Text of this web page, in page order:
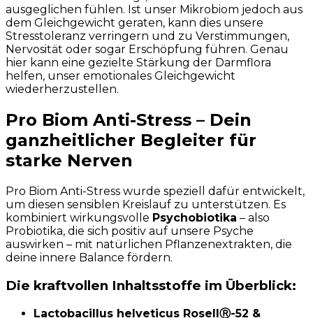
ausgeglichen fühlen. Ist unser Mikrobiom jedoch aus
dem Gleichgewicht geraten, kann dies unsere
Stresstoleranz verringern und zu Verstimmungen,
Nervosität oder sogar Erschöpfung führen. Genau
hier kann eine gezielte Stärkung der Darmflora
helfen, unser emotionales Gleichgewicht
wiederherzustellen.
Pro Biom Anti-Stress – Dein
ganzheitlicher Begleiter für
starke Nerven
Pro Biom Anti-Stress wurde speziell dafür entwickelt,
um diesen sensiblen Kreislauf zu unterstützen. Es
kombiniert wirkungsvolle Psychobiotika – also
Probiotika, die sich positiv auf unsere Psyche
auswirken – mit natürlichen Pflanzenextrakten, die
deine innere Balance fördern.
Die kraftvollen Inhaltsstoffe im Überblick:
Lactobacillus helveticus RosellⓇ-52 &